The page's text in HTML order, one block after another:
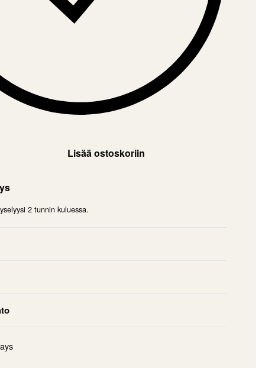
Lisää ostoskoriin
2 tunnin kuluessa.